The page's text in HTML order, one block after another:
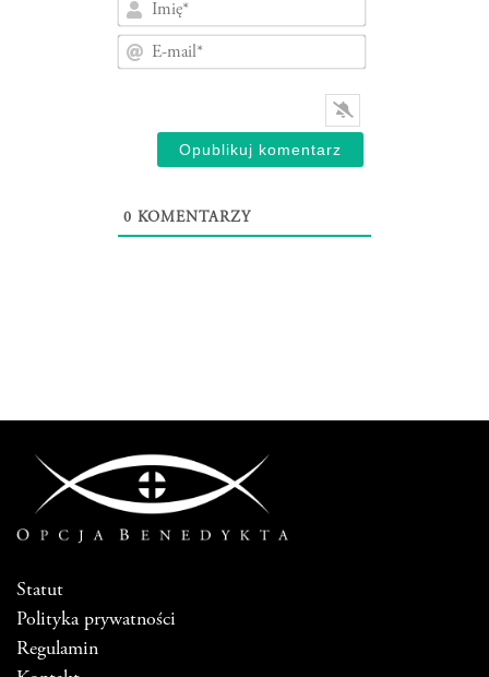
mail*
0 KOMENTARZY
Statut
Polityka prywatności
Regulamin